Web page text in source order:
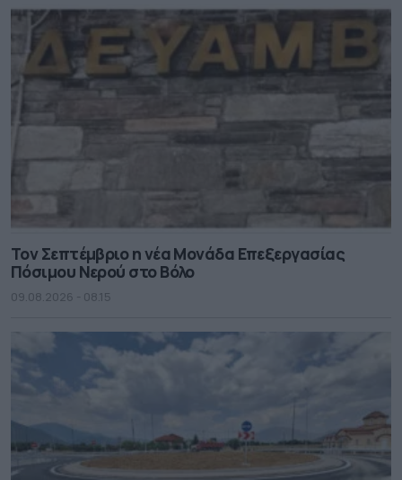
Τον Σεπτέμβριο η νέα Μονάδα Επεξεργασίας
Πόσιμου Νερού στο Βόλο
09.08.2026 - 08.15